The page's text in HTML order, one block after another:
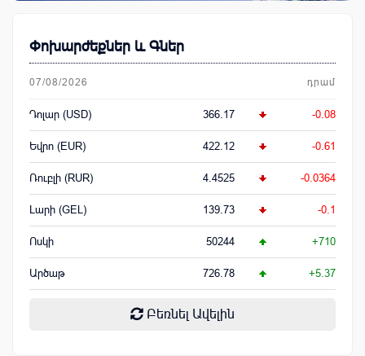
Փոխարժեքներ և Գներ
07/08/2026 դրամ
Դոլար (USD) 366.17 -0.08
Եվրո (EUR) 422.12 -0.61
Ռուբլի (RUR) 4.4525 -0.0364
Լարի (GEL) 139.73 -0.1
Ոսկի 50244 +710
Արծաթ 726.78 +5.37
Բեռնել Ավելին